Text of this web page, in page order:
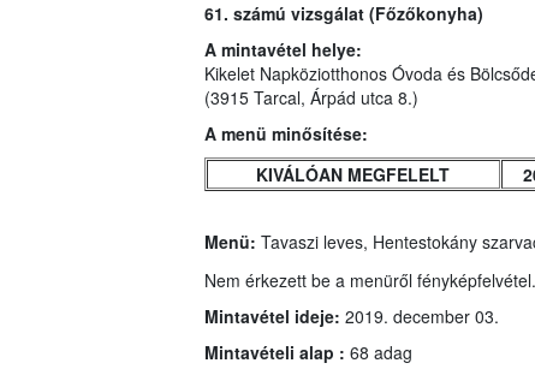
61. számú vizsgálat (Főzőkonyha)
A mintavétel helye:
Kikelet Napköziotthonos Óvoda és
(3915 Tarcal, Árpád utca 8.)
A menü minősítése:
KIVÁLÓAN MEGFELELT
Menü: Tavaszi leves, Hentestokány
Nem érkezett be a menüről fényképfelvétel.
Mintavétel ideje: 2019. december 03.
Mintavételi alap : 68 adag